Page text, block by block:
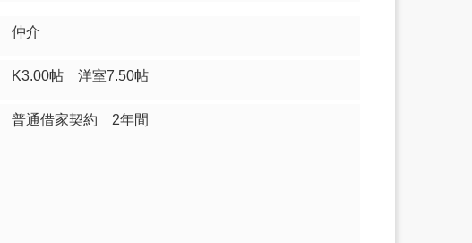
仲介
K3.00帖 洋室7.50帖
普通借家契約 2年間